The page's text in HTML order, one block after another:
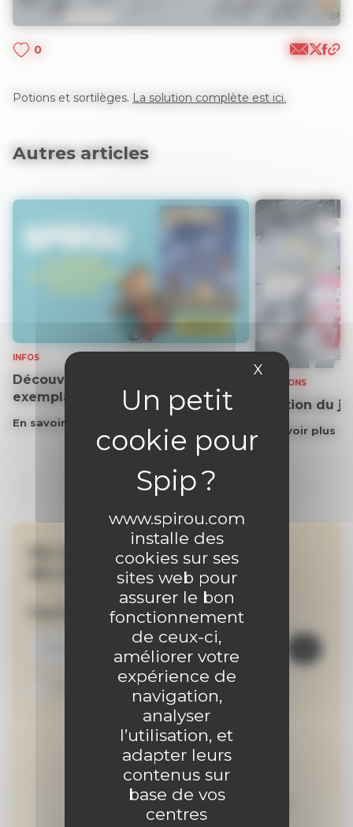
www.spirou.com
installe des
cookies sur ses
sites web pour
assurer le bon
fonctionnement
de ceux-ci,
améliorer votre
expérience de
navigation,
analyser
l’utilisation, et
adapter leurs
contenus sur
base de vos
centres
X Masquer le
0
Potions et sortilèges. La solution complète est ici.
Autres articles
INFOS
Découvrez gratuitement un
exemplaire du journal !
En savoir plus
SOLUTIONS
Solution du
En savoir plus
Ne manquez aucune
de nos actualités !
Inscrivez-vous à la newsletter
Je suis abonné au site